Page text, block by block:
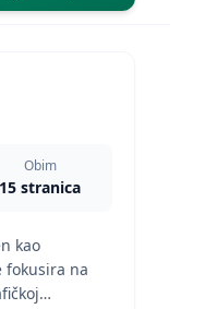
Obim
15 stranica
kao
fokusira na